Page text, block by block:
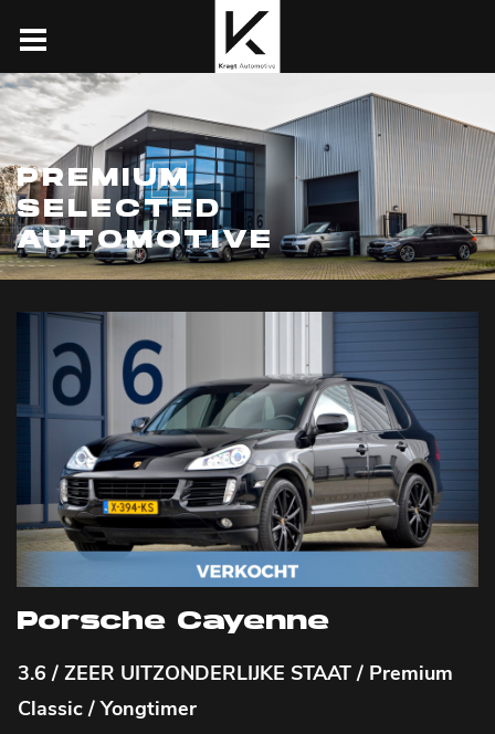
PREMIUM
SELECTED
AUTOMOTIVE
Porsche Cayenne
3.6 / ZEER UITZONDERLIJKE STAAT / Premium
Classic / Yongtimer